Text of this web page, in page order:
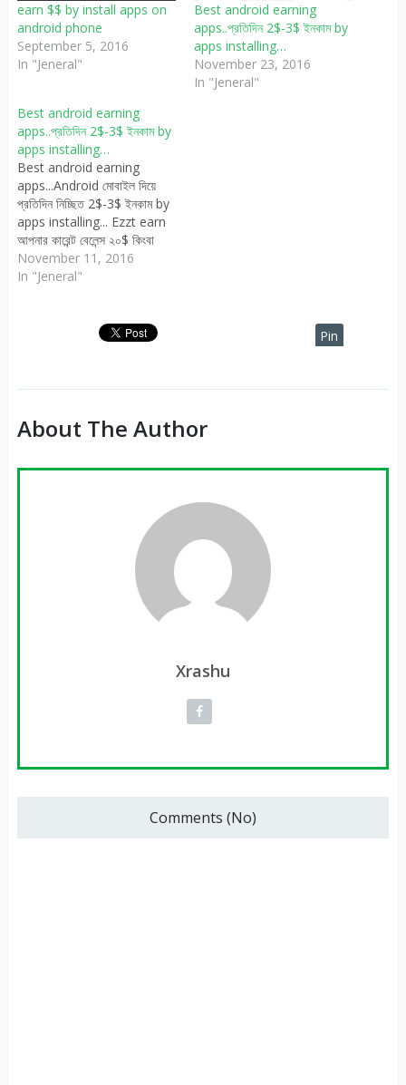
earn $$ by install apps on
android phone
September 5, 2016
In "Jeneral"
Best android earning
apps..প্রতিদিন 2$-3$ ইনকাম by
apps installing…
November 23, 2016
In "Jeneral"
Best android earning
apps..প্রতিদিন 2$-3$ ইনকাম by
apps installing…
Best android earning
apps...Android মোবাইল দিয়ে
প্রতিদিন নিচ্ছিত 2$-3$ ইনকাম by
apps installing... Ezzt earn
আপনার কারেন্ট বেলেন্স ২০$ কিংবা
আর্নিং বেলেন্স ৩০$ হয়ে থাকলে এখনই
My transaction অপশনে গিয়ে
Earn Station option press
November 11, 2016
In "Jeneral"
Pin
About The Author
Xrashu
Comments (No)